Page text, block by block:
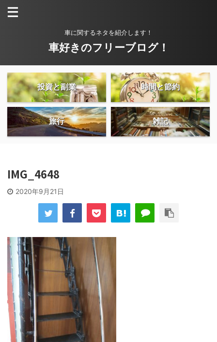
車に関するネタを紹介します！
車好きのフリーブログ！
投資と副業 時間と節約
旅行 雑記
IMG_4648
2020年9月21日